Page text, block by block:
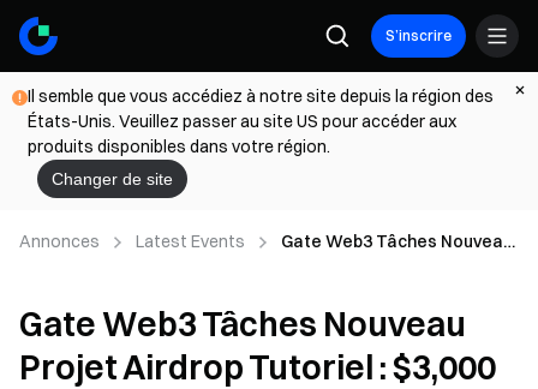
S’inscrire
Il semble que vous accédiez à notre site depuis la région des
États-Unis. Veuillez passer au site US pour accéder aux
produits disponibles dans votre région.
Changer de site
Annonces Latest Events
Gate Web3 Tâches Nouveau
Toutes les Tâches Pour Avoir
une Chance de Recevoir des
Récompenses!
Gate Web3 Tâches Nouveau
Projet Airdrop Tutoriel : $3,000